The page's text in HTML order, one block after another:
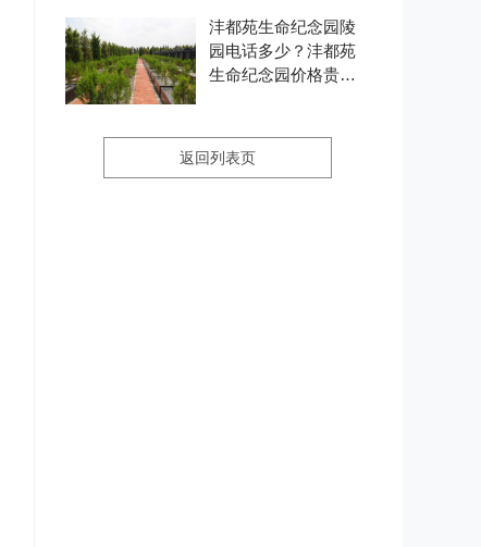
沣都苑生命纪念园陵
园电话多少？沣都苑
生命纪念园价格贵
返回列表页